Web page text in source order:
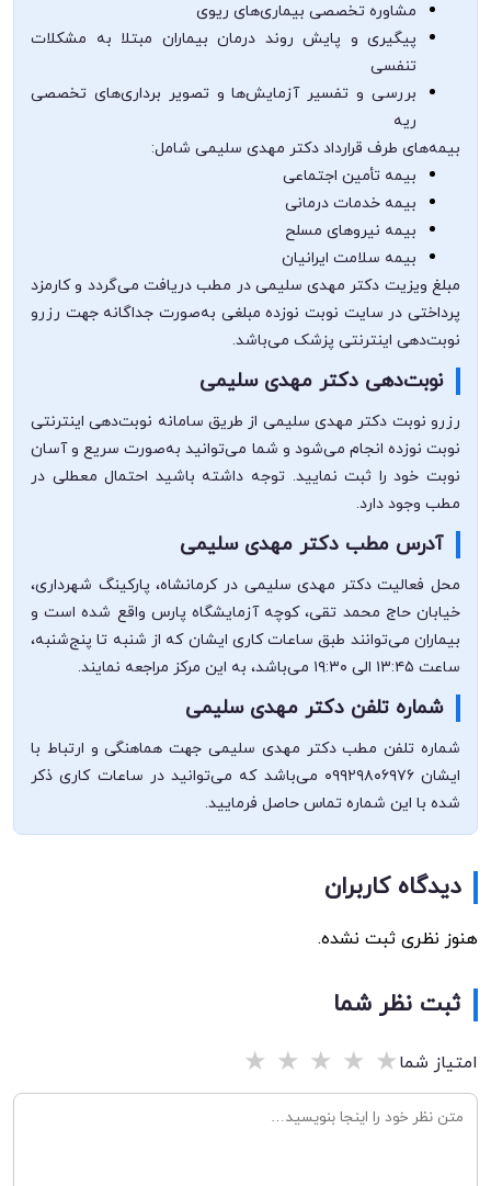
مشاوره تخصصی بیماری‌های ریوی
پیگیری و پایش روند درمان بیماران مبتلا به مشکلات
تنفسی
بررسی و تفسیر آزمایش‌ها و تصویر برداری‌های تخصصی
ریه
بیمه‌های طرف قرارداد دکتر مهدی سلیمی شامل:
بیمه تأمین اجتماعی
بیمه خدمات درمانی
بیمه نیروهای مسلح
بیمه سلامت ایرانیان
مبلغ ویزیت دکتر مهدی سلیمی در مطب دریافت می‌گردد و کارمزد
پرداختی در سایت نوبت نوزده مبلغی به‌صورت جداگانه جهت رزرو
نوبت‌دهی اینترنتی پزشک می‌باشد.
نوبت‌دهی دکتر مهدی سلیمی
رزرو نوبت دکتر مهدی سلیمی از طریق سامانه نوبت‌دهی اینترنتی
نوبت نوزده انجام می‌شود و شما می‌توانید به‌صورت سریع و آسان
نوبت خود را ثبت نمایید. توجه داشته باشید احتمال معطلی در
مطب وجود دارد.
آدرس مطب دکتر مهدی سلیمی
محل فعالیت دکتر مهدی سلیمی در کرمانشاه، پارکینگ شهرداری،
خیابان حاج محمد تقی، کوچه آزمایشگاه پارس واقع شده است و
بیماران می‌توانند طبق ساعات کاری ایشان که از شنبه تا پنج‌شنبه،
ساعت ۱۳:۴۵ الی ۱۹:۳۰ می‌باشد، به این مرکز مراجعه نمایند.
شماره تلفن دکتر مهدی سلیمی
شماره تلفن مطب دکتر مهدی سلیمی جهت هماهنگی و ارتباط با
ایشان ۰۹۹۲۹۸۰۶۹۷۶ می‌باشد که می‌توانید در ساعات کاری ذکر
شده با این شماره تماس حاصل فرمایید.
دیدگاه کاربران
هنوز نظری ثبت نشده.
ثبت نظر شما
امتیاز شما★
★
★
★
★